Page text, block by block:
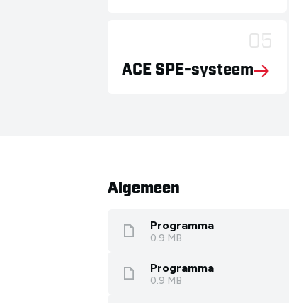
05
ACE SPE-systeem
Algemeen
Programma
0.9 MB
Programma
0.9 MB